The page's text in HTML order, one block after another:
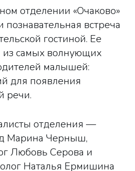
отделении «Очаково»
встреча
гостиной. Ее
из самых волнующих
малышей:
для появления
речи.
отделения —
Марина Черныш,
Любовь Серова и
Наталья Ермишина